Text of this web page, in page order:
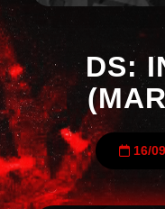
DS:
16/